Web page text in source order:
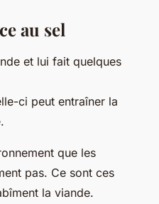
au sel
et lui fait quelques
ci peut entraîner la
que les
pas. Ce sont ces
la viande.